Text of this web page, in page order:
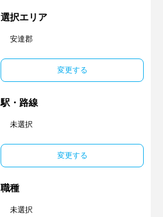
選択エリア
安達郡
変更する
駅・路線
未選択
変更する
職種
未選択